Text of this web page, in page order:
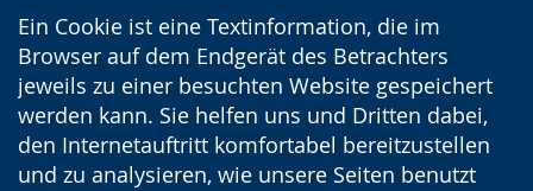
Ein Cookie ist eine Textinformation, die im
Browser auf dem Endgerät des Betrachters
jeweils zu einer besuchten Website gespeichert
werden kann. Sie helfen uns und Dritten dabei,
den Internetauftritt komfortabel bereitzustellen
und zu analysieren, wie unsere Seiten benutzt